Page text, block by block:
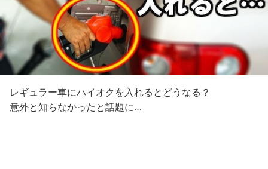
レギュラー車にハイオクを入れるとどうなる？
意外と知らなかったと話題に…